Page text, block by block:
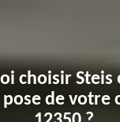
choisir Steis
de votre